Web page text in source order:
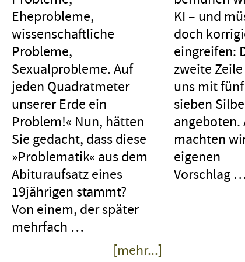
Eheprobleme,
wissenschaftliche
Probleme,
Sexualprobleme. Auf
jeden Quadratmeter
unserer Erde ein
Problem!« Nun, hätten
Sie gedacht, dass diese
»Problematik« aus dem
Abituraufsatz eines
19jährigen stammt?
Von einem, der später
mehrfach …
[mehr...]
KI – und
doch
eingreifen:
zweite
uns mit
sieben Silben
angeboten.
machten
eigenen
Vorschlag …